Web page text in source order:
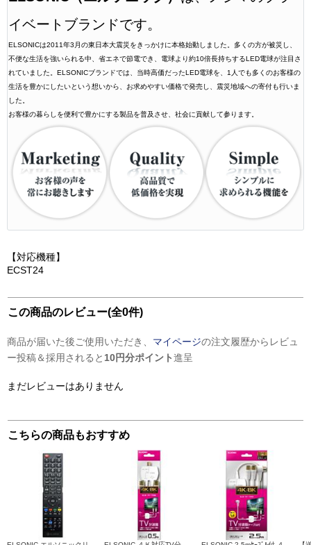
イベートブランドです。
ELSONICは2011年3月の東日本大震災をきっかけに本格始動しました。多くの方が被災し、
不便な生活を強いられる中、省エネで節電でき、電球より約10倍長持ちするLED電球が注目さ
れていました。ELSONICブランドでは、当時高価だったLED電球を、1人でも多くのお客様の
生活を豊かにしたいという想いから、お求めやすい価格で発売し、震災地域への寄付も行いま
した。
お客様の暮らしを便利で豊かにする製品を普及させ、社会に貢献して参ります。
【対応機種】
ECST24
この商品のレビュー(全0件)
商品が届いた後ご使用いただき、 マイページの注文履歴からレビュ
ー投稿＆採用されると 10円分ポイント進呈
まだレビューはありません
こちらの商品もおすすめ